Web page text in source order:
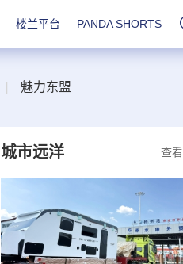
楼兰平台 PANDA SHORTS
魅力东盟
查
城市远洋